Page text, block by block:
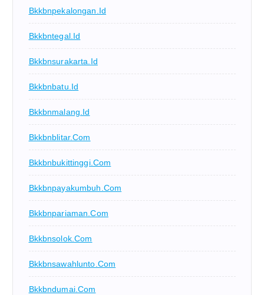
Bkkbnpekalongan.id
Bkkbntegal.id
Bkkbnsurakarta.id
Bkkbnbatu.id
Bkkbnmalang.id
Bkkbnblitar.com
Bkkbnbukittinggi.com
Bkkbnpayakumbuh.com
Bkkbnpariaman.com
Bkkbnsolok.com
Bkkbnsawahlunto.com
Bkkbndumai.com